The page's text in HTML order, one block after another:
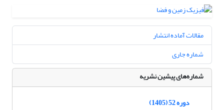
مقالات آماده انتشار
شماره جاری
شماره‌های پیشین نشریه
دوره 52 (1405)